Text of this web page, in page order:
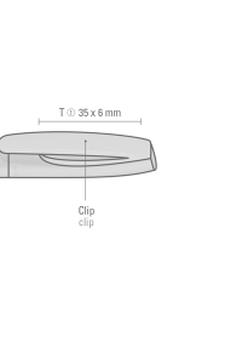
1.0 offre
et douce.